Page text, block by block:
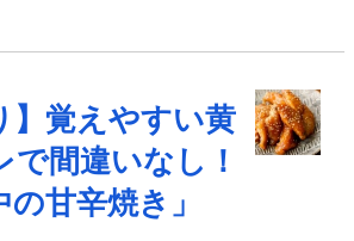
】覚えやすい黄
で間違いなし！
の甘辛焼き」